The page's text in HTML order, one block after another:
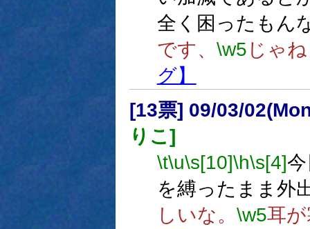
全く困ったもん
です、 \w5 じゃ
グ】
[13票] 09/03/
りこ]
\t\u\s[10]\h\s[4]
を縛ったまま外
しいな。 \w5耳